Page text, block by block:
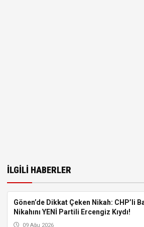
İLGILI HABERLER
GÖNEN
Gönen’de Dikkat Çeken Nikah: CHP’li
Nikahını YENİ Partili Ercengiz Kıydı!
09 Ağu 2026